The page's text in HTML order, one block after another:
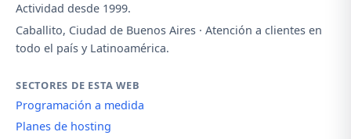
Actividad desde 1999.
Caballito, Ciudad de Buenos Aires · Atención a clientes en
todo el país y Latinoamérica.
SECTORES DE ESTA WEB
Programación a medida
Planes de hosting